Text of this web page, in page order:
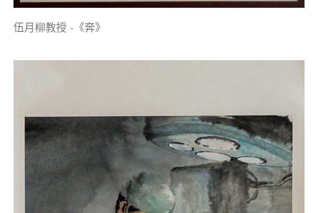
伍月柳教授 -《奔》